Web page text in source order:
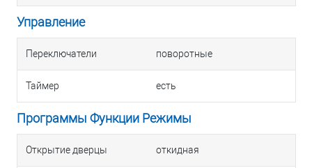
Управление
Переключатели поворотные
Таймер есть
Программы Функции Режимы
Открытие дверцы откидная